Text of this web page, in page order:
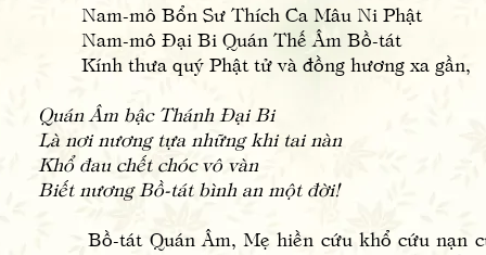
Nam-mô Bổn Sư Thích Ca Mâu Ni Phật
Nam-mô Đại Bi Quán Thế Âm Bồ-tát
Kính thưa quý Phật tử và đồng hương xa gần,
Quán Âm bậc Thánh Đại Bi
Là nơi nương tựa những khi tai nàn
Khổ đau chết chóc vô vàn
Biết nương Bồ-tát bình an một đời!
Bồ-tát Quán Âm, Mẹ hiền cứu khổ cứu nạn